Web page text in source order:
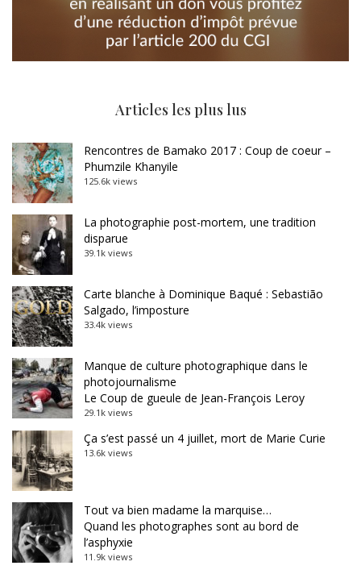
Articles les plus lus
Rencontres de Bamako 2017 : Coup de coeur –
Phumzile Khanyile
125.6k views
La photographie post-mortem, une tradition
disparue
39.1k views
Carte blanche à Dominique Baqué : Sebastião
Salgado, l’imposture
33.4k views
Manque de culture photographique dans le
photojournalisme
Le Coup de gueule de Jean-François Leroy
29.1k views
Ça s’est passé un 4 juillet, mort de Marie Curie
13.6k views
Tout va bien madame la marquise…
Quand les photographes sont au bord de
l’asphyxie
11.9k views